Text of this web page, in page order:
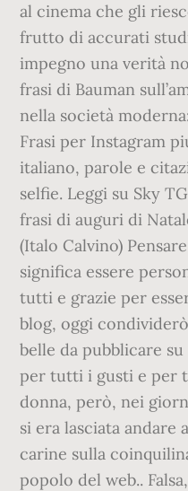
al cinema che gli
frutto di accurati
impegno una verità
frasi di Bauman
nella società
Frasi per Instagram
italiano, parole e
selfie. Leggi su Sky
frasi di auguri di
(Italo Calvino)
significa essere
tutti e grazie per
blog, oggi
belle da pubblicare
per tutti i gusti e per
donna, però, nei
si era lasciata andare
carine sulla
popolo del web..